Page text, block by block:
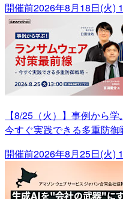
開催前2026年8月18日(火)
【8/25（火）】事例から
今すぐ実践できる多重防御
開催前2026年8月25日(火)